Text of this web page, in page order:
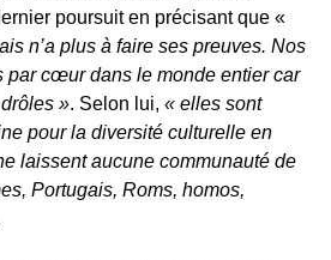
poursuit en précisant que «
n’a plus à faire ses preuves. Nos
par cœur dans le monde entier car
». Selon lui, « elles sont
pour la diversité culturelle en
laissent aucune communauté de
Portugais, Roms, homos,